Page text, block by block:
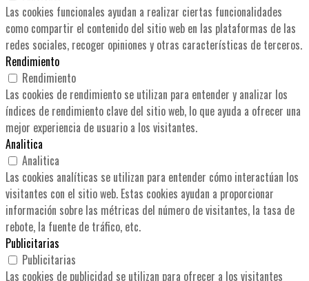
Las cookies funcionales ayudan a realizar ciertas funcionalidades
como compartir el contenido del sitio web en las plataformas de las
redes sociales, recoger opiniones y otras características de terceros.
Rendimiento
Rendimiento
Las cookies de rendimiento se utilizan para entender y analizar los
índices de rendimiento clave del sitio web, lo que ayuda a ofrecer una
mejor experiencia de usuario a los visitantes.
Analitica
Analitica
Las cookies analíticas se utilizan para entender cómo interactúan los
visitantes con el sitio web. Estas cookies ayudan a proporcionar
información sobre las métricas del número de visitantes, la tasa de
rebote, la fuente de tráfico, etc.
Publicitarias
Publicitarias
Las cookies de publicidad se utilizan para ofrecer a los visitantes